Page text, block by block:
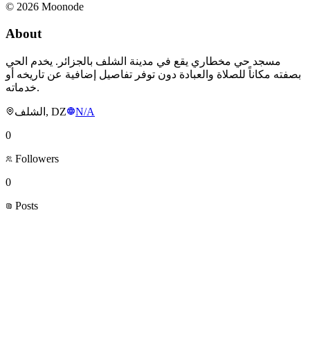
© 2026 Moonode
About
مسجد حي مخطاري يقع في مدينة الشلف بالجزائر. يخدم الحي
بصفته مكاناً للصلاة والعبادة دون توفر تفاصيل إضافية عن تاريخه أو
خدماته.
الشلف, DZ
N/A
0
Followers
0
Posts